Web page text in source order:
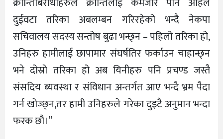
दुईवटा तरिका अबलम्बन गरिरहेको भन्दै नेकपा
सचिवालय सदस्य सन्तोष बुढा भन्छ्न – पहिलो तरिका हो,
उनिहरु हामीलाई छापामार संघर्षतिर फर्काउन चाहान्छ्न
भने दोस्रो तरिका हो अब यिनीहरु पनि प्रचण्ड जस्तै
संसदिय ब्यवस्था र संविधान अन्तर्गत आए भन्दै भ्रम पैदा
गर्न खोज्छ्न,तर हामी उनिहरुले गरेका दुइटै अनुमान भन्दा
फरक छौ।”